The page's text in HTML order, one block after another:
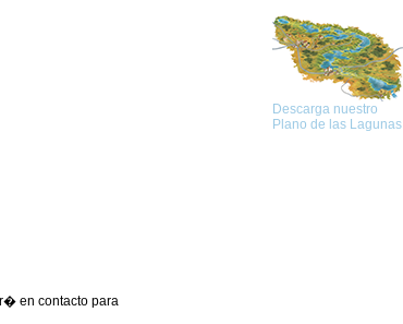
Descarga nuestro
Plano de las Lagunas
en contacto para